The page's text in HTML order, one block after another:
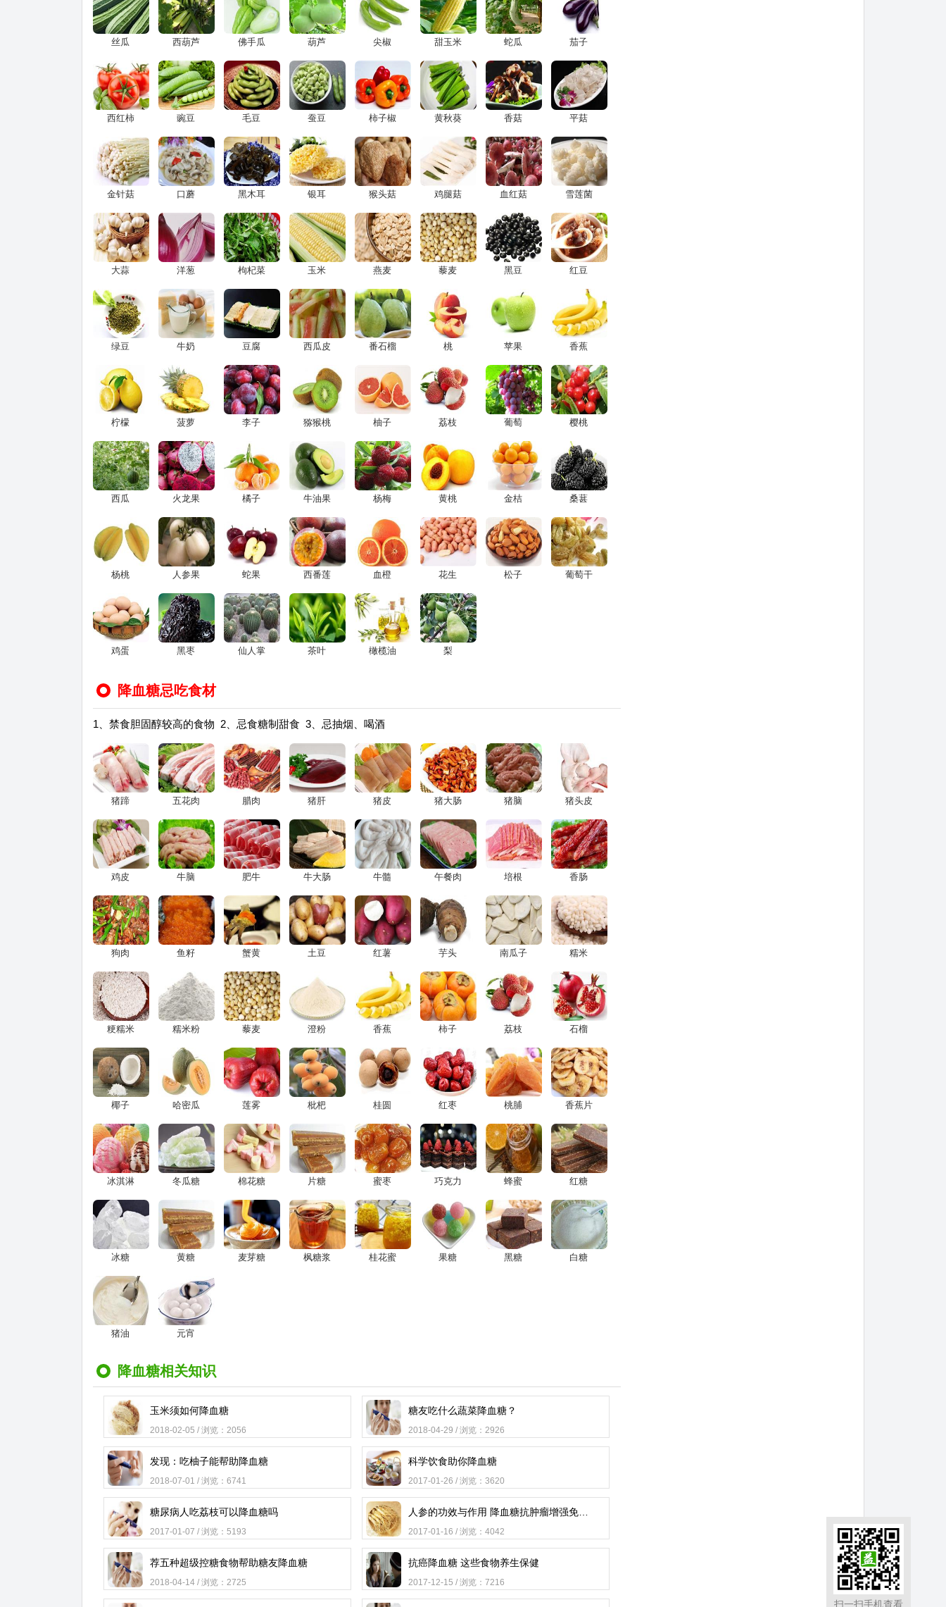
丝瓜 西葫芦 佛手瓜 葫芦 尖椒 甜玉米 蛇瓜 茄子
西红柿 豌豆 毛豆 蚕豆 柿子椒 黄秋葵 香菇 平菇
金针菇 口蘑 黑木耳 银耳 猴头菇 鸡腿菇 血红菇 雪莲菌
大蒜 洋葱 枸杞菜 玉米 燕麦 藜麦 黑豆 红豆
绿豆 牛奶 豆腐 西瓜皮 番石榴 桃 苹果 香蕉
柠檬 菠萝 李子 猕猴桃 柚子 荔枝 葡萄 樱桃
西瓜 火龙果 橘子 牛油果 杨梅 黄桃 金桔 桑葚
杨桃 人参果 蛇果 西番莲 血橙 花生 松子 葡萄干
鸡蛋 黑枣 仙人掌 茶叶 橄榄油 梨
降血糖忌吃食材
1、禁食胆固醇较高的食物 2、忌食糖制甜食 3、忌抽烟、喝酒
猪蹄 五花肉 腊肉 猪肝 猪皮 猪大肠 猪脑 猪头皮
鸡皮 牛脑 肥牛 牛大肠 牛髓 午餐肉 培根 香肠
狗肉 鱼籽 蟹黄 土豆 红薯 芋头 南瓜子 糯米
粳糯米 糯米粉 藜麦 澄粉 香蕉 柿子 荔枝 石榴
椰子 哈密瓜 莲雾 枇杷 桂圆 红枣 桃脯 香蕉片
冰淇淋 冬瓜糖 棉花糖 片糖 蜜枣 巧克力 蜂蜜 红糖
冰糖 黄糖 麦芽糖 枫糖浆 桂花蜜 果糖 黑糖 白糖
猪油 元宵
降血糖相关知识
玉米须如何降血糖
2018-02-05 / 浏览：2056
糖友吃什么蔬菜降血糖？
2018-04-29 / 浏览：2926
发现：吃柚子能帮助降血糖
2018-07-01 / 浏览：6741
科学饮食助你降血糖
2017-01-26 / 浏览：3620
糖尿病人吃荔枝可以降血糖吗
2017-01-07 / 浏览：5193 2017-01-16 / 浏览：4042
荐五种超级控糖食物帮助糖友降血糖
2018-04-14 / 浏览：2725
抗癌降血糖 这些食物养生保健
2017-12-15 / 浏览：7216
扫一扫手机查看